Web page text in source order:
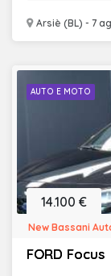
Arsiè (BL) - 7
AUTO E MOTO
FORD Focus
14.100 €
New Bassani